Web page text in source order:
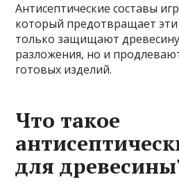
Антисептические составы
который предотвращает
только защищают древесину
разложения, но и
готовых изделий.
Что такое
для